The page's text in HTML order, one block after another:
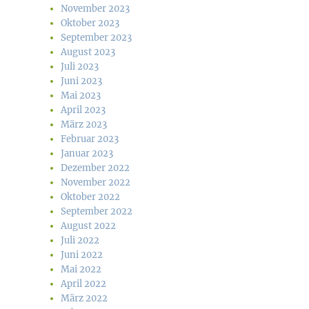
November 2023
Oktober 2023
September 2023
August 2023
Juli 2023
Juni 2023
Mai 2023
April 2023
März 2023
Februar 2023
Januar 2023
Dezember 2022
November 2022
Oktober 2022
September 2022
August 2022
Juli 2022
Juni 2022
Mai 2022
April 2022
März 2022